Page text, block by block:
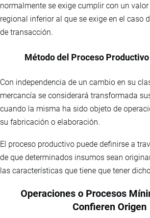
normalmente se exige cumplir con un
regional inferior al que se exige en el caso
de transacción.
Método del Proceso
Con independencia de un cambio en su
mercancía se considerará transformada
cuando la misma ha sido objeto de
su fabricación o elaboración.
El proceso productivo puede definirse a
de que determinados insumos sean
las características que tiene que tener
Operaciones o Procesos
Confieren Origen